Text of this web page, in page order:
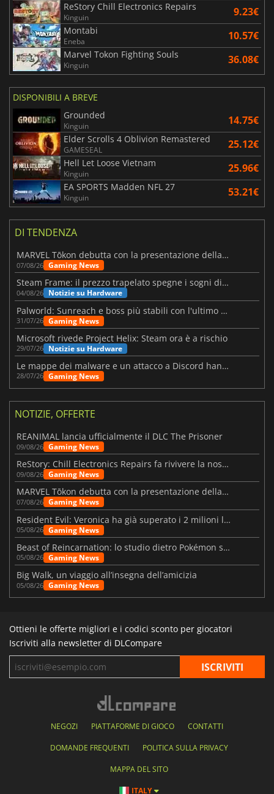
ReStory Chill Electronics Repairs
Kinguin 9.23€
Montabi
Eneba 10.57€
Marvel Tokon Fighting Souls
Kinguin 36.08€
DISPONIBILI A BREVE
Grounded
Kinguin 14.75€
Elder Scrolls 4 Oblivion Remastered
GAMESEAL 25.12€
Hell Let Loose Vietnam
Kinguin 25.96€
EA SPORTS Madden NFL 27
Kinguin 53.21€
DI TENDENZA
MARVEL Tōkon debutta con la presentazione della roadmap per il primo anno
07/08/26 Gaming News
Steam Frame: il prezzo trapelato spegne i sogni di un VR economico
04/08/26 Notizie su Hardware
Palworld: Sunreach e boss più stabili con l'ultimo update
31/07/26 Gaming News
Microsoft rivede Project Helix: Steam ora è a rischio
29/07/26 Notizie su Hardware
Le mappe dei malware e un attacco a Discord hanno colpito Meccha Chameleon
28/07/26 Gaming News
NOTIZIE, OFFERTE
REANIMAL lancia ufficialmente il DLC The Prisoner
09/08/26 Gaming News
ReStory: Chill Electronics Repairs fa rivivere la nostalgia degli anni 2000
09/08/26 Gaming News
MARVEL Tōkon debutta con la presentazione della roadmap per il primo anno
07/08/26 Gaming News
Resident Evil: Veronica ha già superato i 2 milioni liste dei desideri
05/08/26 Gaming News
Beast of Reincarnation: lo studio dietro Pokémon su una nuova strada
05/08/26 Gaming News
Big Walk, un viaggio all’insegna dell’amicizia
05/08/26 Gaming News
Ottieni le offerte migliori e i codici sconto per giocatori
Iscriviti alla newsletter di DLCompare
NEGOZI PIATTAFORME DI GIOCO CONTATTI
DOMANDE FREQUENTI POLITICA SULLA PRIVACY
MAPPA DEL SITO
ITALY